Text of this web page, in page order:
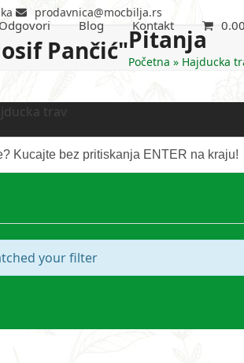
prodavnica@mocbilja.rs
Pančić"
Blog Kontakt 0.00
Pitanja
Početna » Hajducka
trav
your filter